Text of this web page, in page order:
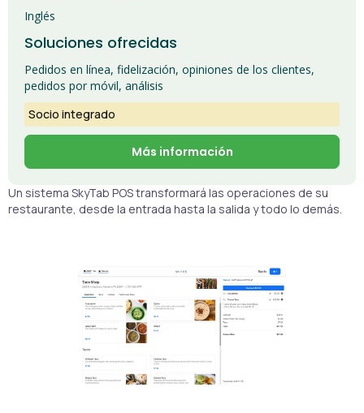
Un sistema SkyTab POS transformará las operaciones de su
restaurante, desde la entrada hasta la salida y todo lo demás.
Inglés
Soluciones ofrecidas
Pedidos en línea, fidelización, opiniones de los clientes,
pedidos por móvil, análisis
Socio integrado
Más información